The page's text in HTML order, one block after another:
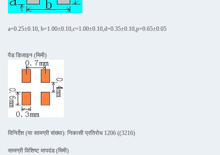
a=0.25±0.10, b=1.00±0.10,c=1.00±0.10,d=0.35±0.10,p=0.65±0.05
पैड डिजाइन (मिमी)
विनिर्देश (या सामग्री संख्या): निकासी प्रतिरोध 1206 ((3216)
सामग्री विशिष्ट मापदंड (मिमी)